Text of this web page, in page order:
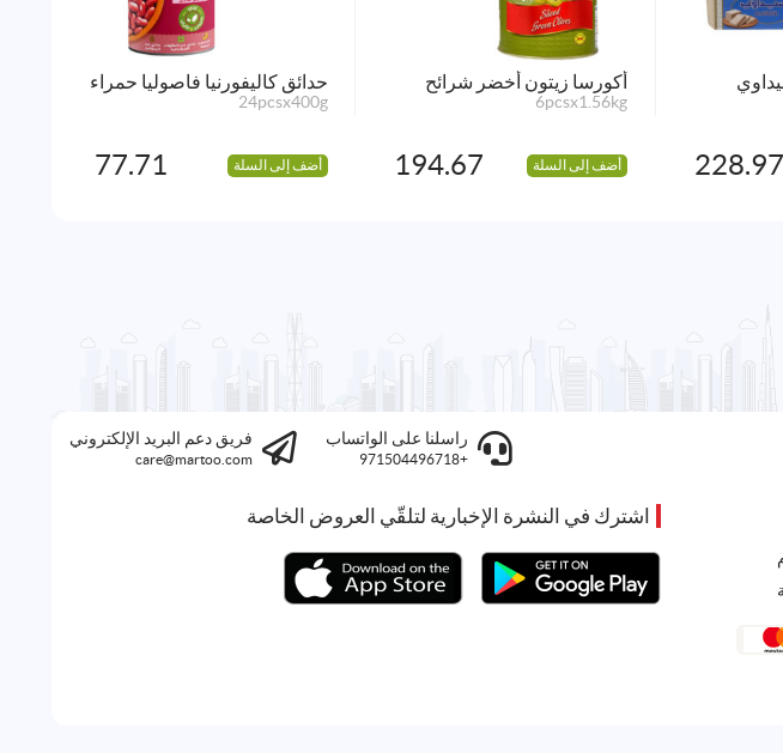
228.97
أكورسا زيتون أخضر شرائح
6pcsx1.56kg
أضف إلى السلة 194.67
حدائق كاليفورنيا فاصوليا حمراء
24pcsx400g
أضف إلى السلة 77.71
راسلنا على الواتساب
+971504496718
فريق دعم البريد الإلكتروني
care@martoo.com
اشترك في النشرة الإخبارية لتلقّي العروض الخاصة